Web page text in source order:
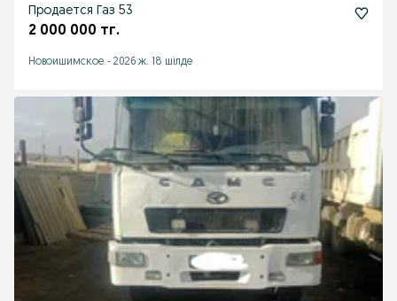
Продается Газ 53
2 000 000 тг.
Новоишимское - 2026 ж. 18 шілде